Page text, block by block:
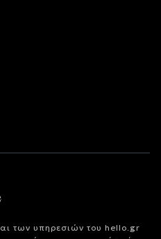
των υπηρεσιών του hello.gr